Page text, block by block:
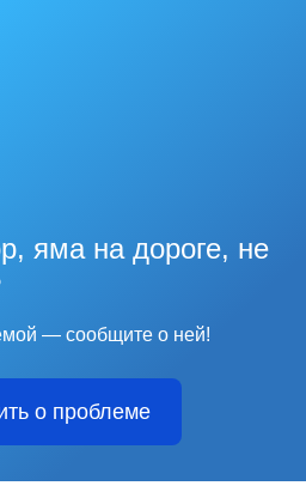
яма на дороге, не
— сообщите о ней!
о проблеме